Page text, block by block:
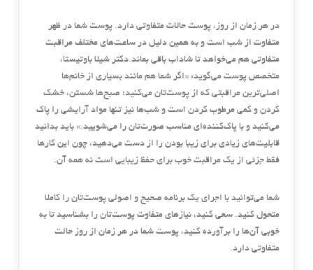
در هر زمان از روز، پوست حالات متفاوتی دارد. پوست شما در ظهر
متفاوت از شب است و به همین دلیل در ساعت‌های مختلف مراقبت
متفاوتی هم می‌خواهد تا شاداب باقی بماند.دکتر شیلا باوتیستا،
متخصص پوست می‌گوید: «اگر شما هم مانند بسیاری از خانم‌ها
اصلی‌ترین مراقبتی که از پوست‌تان می‌کنید؛ صبح‌ها شستن، خشک
کردن و کمی مرطوب کردن است و شب‌ها نیز تنها مواد آرایشی را پاک
می‌کنید و با پاک‌کننده‌ای مناسب صورت‌تان را می‌شویید.» باید بدانید
قابلیت‌های زیادی برای زیبا بودن را از دست می‌دهید، چون این ‌کار‌ها
فقط جزئی از یک مراقبت خوب برای حفظ زیبایی است نه همه آن.
شما می‌توانید با اجرای یک برنامه صحیح و اصولی پوست‌تان را کاملا
متحول کنید. سعی کنید، نیازهای متفاوت پوست‌تان را بشناسید تا به
خوبی آن‌ها را برآورده کنید، پوست شما در هر زمان از روز حالت
متفاوتی دارد.